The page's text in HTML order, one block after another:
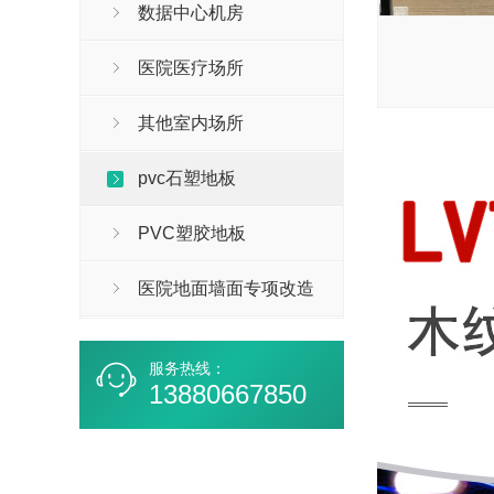
数据中心机房
医院医疗场所
其他室内场所
pvc石塑地板
PVC塑胶地板
医院地面墙面专项改造
服务热线：
13880667850